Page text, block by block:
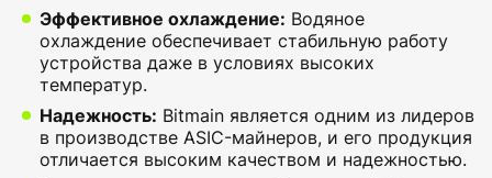
Эффективное охлаждение: Водяное
охлаждение обеспечивает стабильную работу
устройства даже в условиях высоких
температур.
Надежность: Bitmain является одним из лидеров
в производстве ASIC-майнеров, и его продукция
отличается высоким качеством и надежностью.